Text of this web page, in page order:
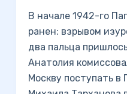
В начале 1942-го
ранен: взрывом
два пальца
Анатолия
Москву поступать в